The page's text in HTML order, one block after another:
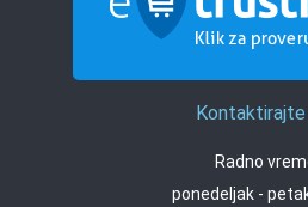
Kontaktirajte
Radno
ponedeljak -